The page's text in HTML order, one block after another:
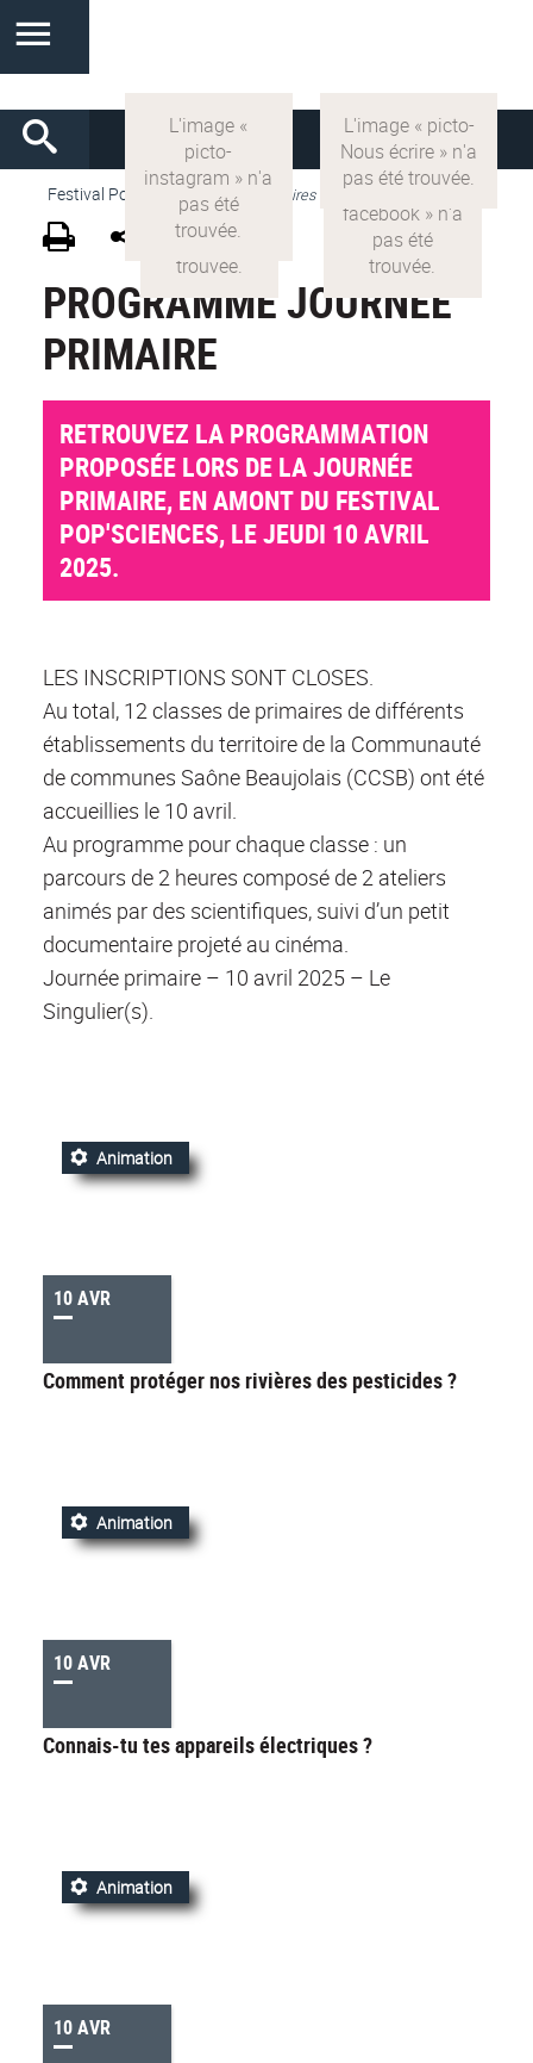
Festival Pop'Sciences >VF Scolaires
PROGRAMME JOURNÉE
PRIMAIRE
RETROUVEZ LA PROGRAMMATION
PROPOSÉE LORS DE LA JOURNÉE
PRIMAIRE, EN AMONT DU FESTIVAL
POP'SCIENCES, LE JEUDI 10 AVRIL
2025.
LES INSCRIPTIONS SONT CLOSES.
Au total, 12 classes de primaires de différents
établissements du territoire de la Communauté
de communes Saône Beaujolais (CCSB) ont été
accueillies le 10 avril.
Au programme pour chaque classe : un
parcours de 2 heures composé de 2 ateliers
animés par des scientifiques, suivi d’un petit
documentaire projeté au cinéma.
Journée primaire – 10 avril 2025 – Le
Singulier(s).
10 AVR
Animation
Comment protéger nos rivières des pesticides ?
10 AVR
Animation
Connais-tu tes appareils électriques ?
10 AVR
Animation